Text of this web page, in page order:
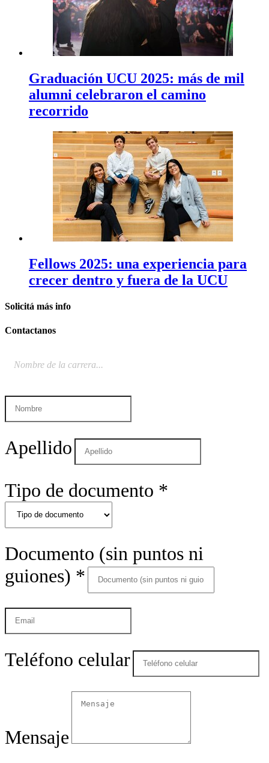
Graduación UCU 2025: más de mil
alumni celebraron el camino
recorrido
Fellows 2025: una experiencia para
crecer dentro y fuera de la UCU
Solicitá más info
Contactanos
Apellido
Tipo de documento *
Documento (sin puntos ni
guiones) *
Teléfono celular
Mensaje